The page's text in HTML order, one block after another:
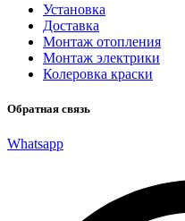
Установка
Доставка
Монтаж отопления
Монтаж электрики
Колеровка краски
Обратная связь
Whatsapp